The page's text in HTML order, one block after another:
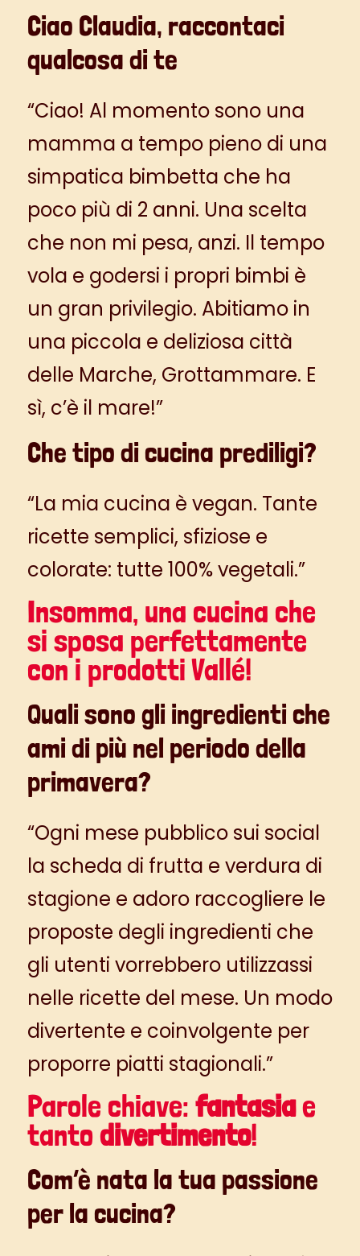
Ciao Claudia, raccontaci
qualcosa di te
“Ciao! Al momento sono una
mamma a tempo pieno di una
simpatica bimbetta che ha
poco più di 2 anni. Una scelta
che non mi pesa, anzi. Il tempo
vola e godersi i propri bimbi è
un gran privilegio. Abitiamo in
una piccola e deliziosa città
delle Marche, Grottammare. E
sì, c’è il mare!”
Che tipo di cucina prediligi?
“La mia cucina è vegan. Tante
ricette semplici, sfiziose e
colorate: tutte 100% vegetali.”
Insomma, una cucina che
si sposa perfettamente
con i prodotti Vallé!
Quali sono gli ingredienti che
ami di più nel periodo della
primavera?
“Ogni mese pubblico sui social
la scheda di frutta e verdura di
stagione e adoro raccogliere le
proposte degli ingredienti che
gli utenti vorrebbero utilizzassi
nelle ricette del mese. Un modo
divertente e coinvolgente per
proporre piatti stagionali.”
Parole chiave: fantasiae
tantodivertimento!
Com’è nata la tua passione
per la cucina?